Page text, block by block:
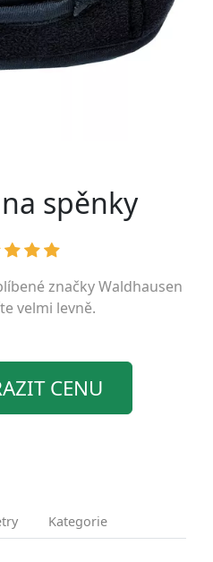
spěnky
značkyWaldhausen
velmi levně.
CENU
Kategorie